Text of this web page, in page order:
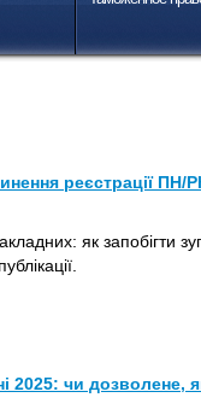
реєстрації
як запобігти
2025: чи дозволене,